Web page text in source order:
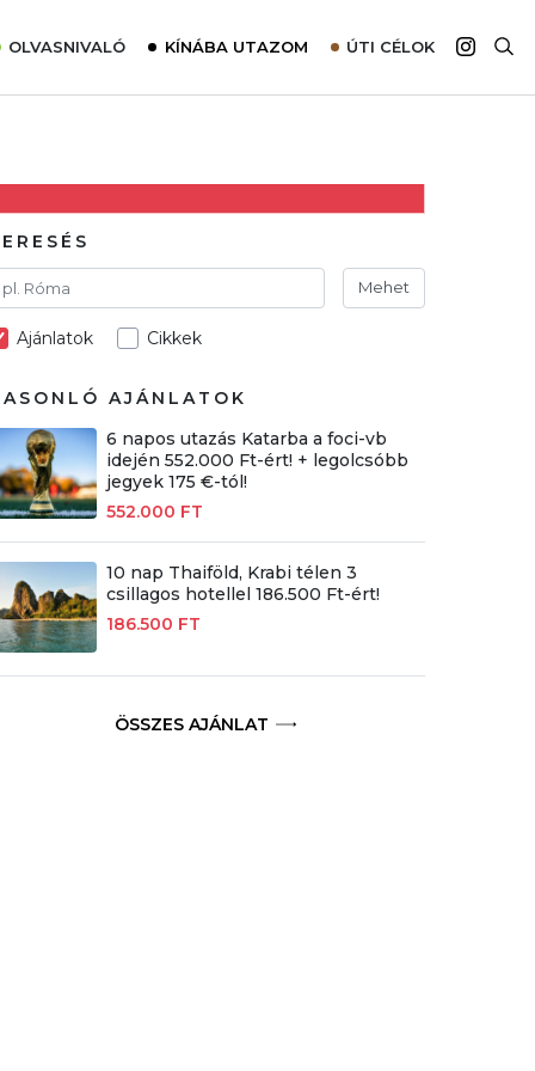
OLVASNIVALÓ
Utazómajom – CitySIM kártya a világutazóknak
Élménybeszámolók
Szállodalátogatás
Sajtómegjelenések
KÍNÁBA UTAZOM ÚTI CÉLOK
Afrika
Mehet
Ajánlatok Cikkek
AJÁNLATOK
6 napos utazás Katarba a foci-vb
idején 552.000 Ft-ért! + legolcsóbb
jegyek 175 €-tól!
552.000 FT
10 nap Thaiföld, Krabi télen 3
csillagos hotellel 186.500 Ft-ért!
186.500 FT
ÖSSZES AJÁNLAT